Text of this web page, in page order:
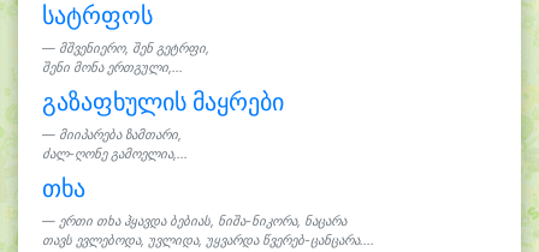
სატრფოს
მშვენიერო, შენ გეტრფი,
შენი მონა ერთგული,...
გაზაფხულის მაყრები
მიიპარება ზამთარი,
ძალ-ღონე გამოელია,...
თხა
ერთი თხა ჰყავდა ბებიას, ნიშა-ნიკორა, ნაცარა
თავს ევლებოდა, უვლიდა, უყვარდა წვერებ-ცანცარა....